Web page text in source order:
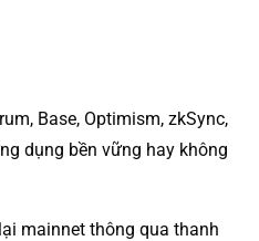
Base, Optimism, zkSync,
dụng bền vững hay không
mainnet thông qua thanh